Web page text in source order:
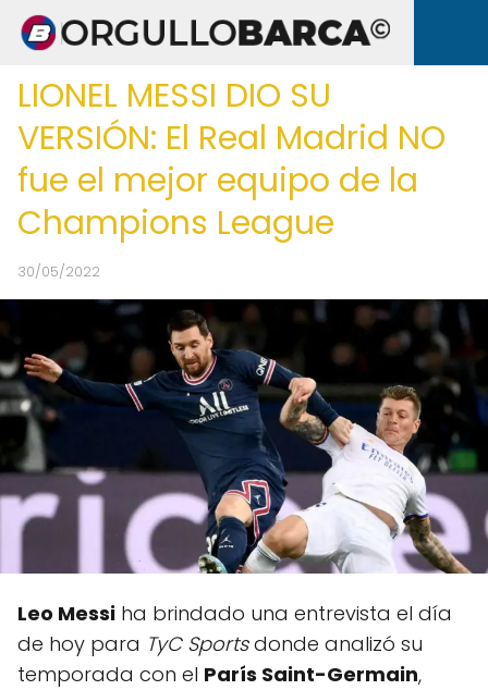
LIONEL MESSI DIO SU
VERSIÓN: El Real Madrid NO
fue el mejor equipo de la
Champions League
30/05/2022
Leo Messi ha brindado una entrevista el día
de hoy para TyC Sportsdonde analizó su
temporada con el París Saint-Germain,